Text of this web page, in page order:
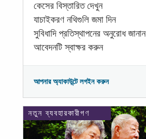
কেসের বিস্তারিত দেখুন
যাচাইকরণ নথিগুলি জমা দিন
সুবিধাদি প্রতিস্থাপনের অনুরোধ জানান
আবেদনটি স্বাক্ষর করুন
আপনার অ্যাকাউন্টে লগইন করুন
নতুন ব্যবহারকারীগণ